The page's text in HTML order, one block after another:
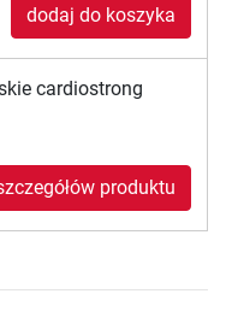
dodaj do koszyka
cardiostrong
produktu